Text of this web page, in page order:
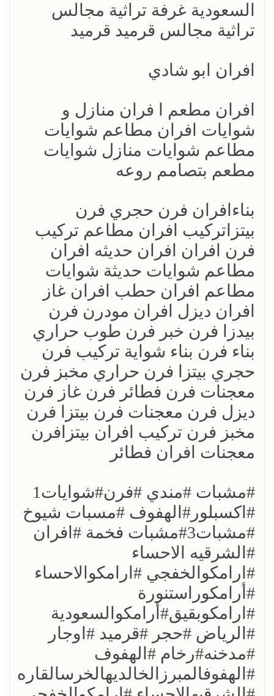
السعودية غرفة تراثية مجالس
تراثية مجالس قرميد قرميد
افران ابو شادي
افران مطعم ا فران منازل و
شوايات افران مطاعم شوايات
مطاعم شوايات منازل شوايات
مطعم بتصامم روعه
بناءافران فرن حجري فرن
بيتزاتركيب افران مطاعم تركيب
فرن افران افران حديثه افران
مطاعم شوايات حديثة شوايات
مطاعم افران حطب افران غاز
افران ديزل افران مودرن فرن
بيدزا فرن خبر فرن طوب حراري
بناء فرن بناء شواية تركيب فرن
حجري بيتزا فرن حراري مخبز فرن
معجنات فرن فطائر فرن غاز فرن
ديزل فرن معجنات فرن بيتزا فرن
مخبز فرن تركيب افران بيتزافرن
معجنات افران فطائر
#مشبات #مندي #فرن#شوايات1
#اكسبلور#الهفوف #مسبات شيوخ
#مشبات3#مشبات فخمة #افران
#الشرقيه الاحساء
#ارامكوالخفجي #ارامكوالاحساء
#أرامكوراستنورة
#ارامكوبقيق#أرامكوالسعودية
#الرياض #حجر #قرميد #اوجار
#مدخنه#رخام #الهفوف
#الهفوفالمبرزالخالديهالخرسالقاره